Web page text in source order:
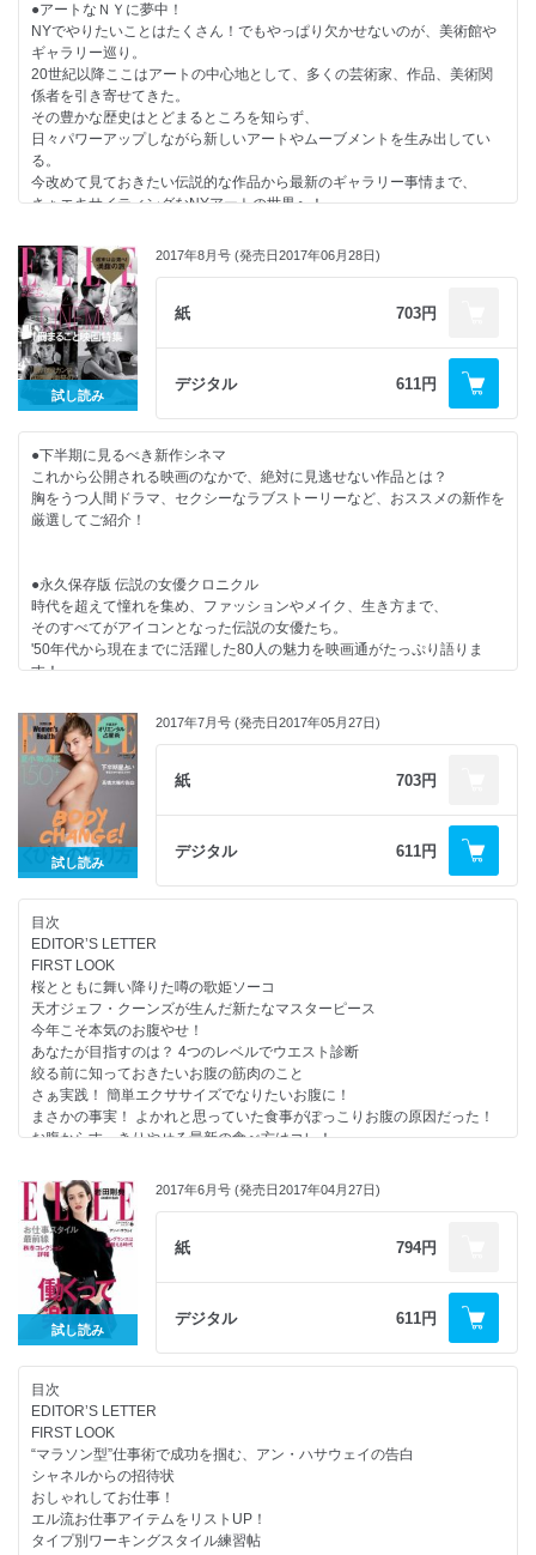
世界中が注目する最旬ホテルに泊まりたい！
パリ達人認定 みんなが喜ぶお土産大公開！
パリMAP！
憧れの南仏 ニース＆サントロペへ！
モードの頂点！ オートクチュール詳報
夢を紡ぎ続ける、偉大なるメゾンの軌跡
ジェーン・バーキンの自宅を特別公開！
秋の買い物ランキング
EDITOR’S PICK
新しい日常とリアリティーの肖像
路上に舞い降りた色彩のヴィーナス
ワンダーウーマンに憧れて
PROFILE
アウター大図鑑2017
情熱カラーに恋したニューヒロイン
森星が着こなすアップタウンモード
女優・広瀬すずが体験！ オートクチュールの世界
INSIDER BEAUTY
フランス女の作り方
ブラックピンクが魅了する新ティントリキッドルージュ
FORTUNE DINNER
追悼 ジャンヌ・モローがこんなにも特別だった理由
CULTURE NOW
HOROSCOPE
ELLE INFORMATION
最新フレグランスを体感しに行こう！
ELLE SHOP 秋冬アイテムお買い物大作戦
●アートなＮＹに夢中！
NYでやりたいことはたくさん！でもやっぱり欠かせないのが、美術館や
ギャラリー巡り。
20世紀以降ここはアートの中心地として、多くの芸術家、作品、美術関
係者を引き寄せてきた。
その豊かな歴史はとどまるところを知らず、
日々パワーアップしながら新しいアートやムーブメントを生み出してい
る。
今改めて見ておきたい伝説的な作品から最新のギャラリー事情まで、
さぁエキサイティングなNYアートの世界へ！
●グルメなNY案内
NY通がすすめる、ニューヨークのフード最前線をご紹介！
話題の店、がっつりランチ、ヘルシーフード、
今ひそかにブームのエスニック…などなど、
見ているだけで腹ペコモード突入必至！
●欲しい！着たい！秋のトレンド図鑑
何を買うべき？ どう着るのが新しい？大本命の最旬スタイル、
ショッピングリストに加えるべき注目アイテム、
そして人気スタイリストのリコメンドまでをご紹介。
今すぐ秋のワードローブ計画を始めよう！
●着まわし31days
まだ暑い日が続くとはいえ、
秋の訪れを感じたら少しずつワードローブも新しい顔ぶれにシフトしたい
8月。
【緊急告知】G-DRAGONが登場!
最初で最後に明かすもう一人の自分、クォン・ジヨンの素顔をエルが独占
取材。
「ELLE JAPON 2017年 09月号 G-DRAGON特別版」では見られない、
本誌だけのスペシャルショットも掲載 。
【別冊付録】今いちばん欲しい最新バッグ＆シューズ
★憧れブランドの新I tバッグ、大集合！★可愛くてスマートな相棒バッグ
を探せ
★本命トレンドから探すモードな主役小物★シーン別で見つける厳選バッ
グ＆シューズ
★手に入れるべき！ マストハブな小物カタログ★コーデの仕上げに最旬
アクセはいかが？
試し読み
2017年8月号 (発売日2017年06月28日)
紙 703円
デジタル 611円
●下半期に見るべき新作シネマ
これから公開される映画のなかで、絶対に見逃せない作品とは？
胸をうつ人間ドラマ、セクシーなラブストーリーなど、おススメの新作を
厳選してご紹介！
●永久保存版 伝説の女優クロニクル
時代を超えて憧れを集め、ファッションやメイク、生き方まで、
そのすべてがアイコンとなった伝説の女優たち。
'50年代から現在までに活躍した80人の魅力を映画通がたっぷり語りま
す！
●おしゃれ映画で着こなしレッスン
時代を超えて愛される映画のヒロインたち。
その存在感を強め、キャラクターを深めたスクリーンのなかのファッショ
ンから、
新しいおしゃれのヒントを探ろう。
自分にふさわしく、かつずっと寄り添っていられる、相棒とも言うべき時
計の選び方とは？
どんな素朴な疑問にもQ&Aで回答。スタイルで、それとも機能で選ぶ？
これから時計を買ううえで知っておきたい基本のきから今年のトレンドま
で、完全網羅でお届け。
●夏のビューティTIPS
今年の夏もビーチで思いっきり遊びたい！でもちょっと待って。
紫外線による肌や髪のダメージのほか、
●台湾2泊3日10食の旅
ふとカレンダーを見てみると、なんだか今年は３連休が少ないような…。
それなら週末を利用して金曜夜からさくっとアジアへ。
台湾をはじめ、短くても楽しめるアジア4都市の旅情報をぎゅっとお届
け！
【ELLE MEN Special】緊急企画！ 木村拓哉 in カンヌ
カンヌで見せた等身大の男の素顔
映画『無限の住人』が第70回カンヌ国際映画祭に出品され
公式上映に駆けつけた木村拓哉。
大喝采を浴びた翌日、コート・ダジュールの青い空と海を前に
リラックスした表情をエルだけに見せてくれた。
試し読み
2017年7月号 (発売日2017年05月27日)
紙 703円
デジタル 611円
目次
EDITOR’S LETTER
FIRST LOOK
桜とともに舞い降りた噂の歌姫ソーコ
天才ジェフ・クーンズが生んだ新たなマスターピース
今年こそ本気のお腹やせ！
あなたが目指すのは？ 4つのレベルでウエスト診断
絞る前に知っておきたいお腹の筋肉のこと
さぁ実践！ 簡単エクササイズでなりたいお腹に！
まさかの事実！ よかれと思っていた食事がぽっこりお腹の原因だった！
お腹からすっきりやせる最新の食べ方はコレ！
さらに絞るためデイリーケアをアップデート！
エディターがセレブ別“お腹やせ”にチャレンジ！
最強のお腹やせ！ セレブの産後ダイエット術
COVER GIRL
青石ひかり＆赤石ぴかり姉妹が占う2017年下半期 あなたの運命
PROFILE
ELLE ONLINE
WOMEN IN SOCIETY
水晶玉子のオリエンタル占星術
夏の主役はサンダルでいこう！
トリコロールで着こなす最旬スイムウェア
乾いた風に吹かれて
モダンガール、夜の逃避行
EDITOR’S PICK
夏の小物図鑑150
INSIDER BEAUTY
マインドフルネスのすすめ
試し読み
2017年6月号 (発売日2017年04月27日)
紙 794円
デジタル 611円
目次
EDITOR’S LETTER
FIRST LOOK
“マラソン型”仕事術で成功を掴む、アン・ハサウェイの告白
シャネルからの招待状
おしゃれしてお仕事！
エル流お仕事アイテムをリストUP！
タイプ別ワーキングスタイル練習帖